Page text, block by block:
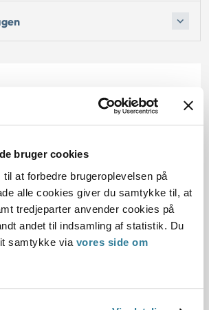
bruger cookies
at forbedre brugeroplevelsen på
alle cookies giver du samtykke til, at
tredjeparter anvender cookies på
andet til indsamling af statistik. Du
samtykke via vores side om